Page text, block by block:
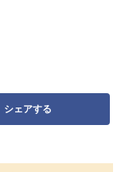
シェアする